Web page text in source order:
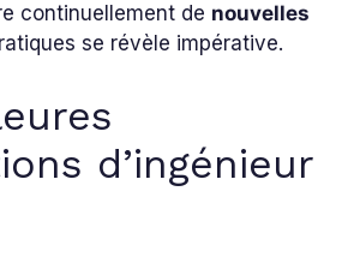
continuellement de nouvelles
se révèle impérative.
d’ingénieur